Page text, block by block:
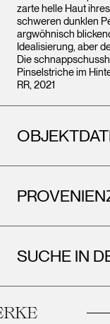
zarte helle Haut
schweren dunklen
argwöhnisch
Idealisierung, aber
Die
Pinselstriche im
RR, 2021
SUCHE IN